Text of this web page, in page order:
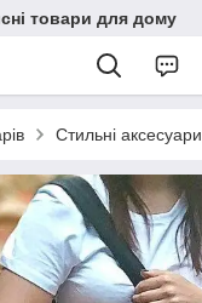
товари для дому
Стильні аксесуари